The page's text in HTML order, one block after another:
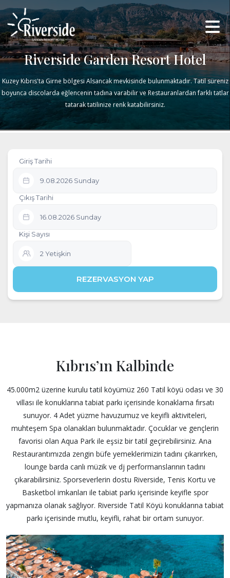
Riverside Garden Resort Hotel
Kuzey Kıbrıs'ta Girne bölgesi Alsancak mevkisinde bulunmaktadır. Tatil süreniz
boyunca discolarda eğlencenin tadına varabilir ve Restauranlardan farklı tatlar
tatarak tatilinize renk katabilirsiniz.
Kıbrıs’ın Kalbinde
45.000m2 üzerine kurulu tatil köyümüz 260 Tatil köyü odası ve 30
villası ile konuklarına tabiat parkı içerisinde konaklama fırsatı
sunuyor. 4 Adet yüzme havuzumuz ve keyifli aktiviteleri,
muhteşem Spa olanakları bulunmaktadır. Çocuklar ve gençlerin
favorisi olan Aqua Park ile eşsiz bir tatil geçirebilirsiniz. Ana
Restaurantımızda zengin büfe yemeklerimizin tadını çıkarırken,
lounge barda canlı müzik ve dj performanslarının tadını
çıkarabilirsiniz. Sporseverlerin dostu Riverside, Tenis Kortu ve
Basketbol imkanları ile tabiat parkı içerisinde keyifle spor
yapmanıza olanak sağlıyor. Riverside Tatil Köyü konuklarına tabiat
parkı içerisinde mutlu, keyifli, rahat bir ortam sunuyor.